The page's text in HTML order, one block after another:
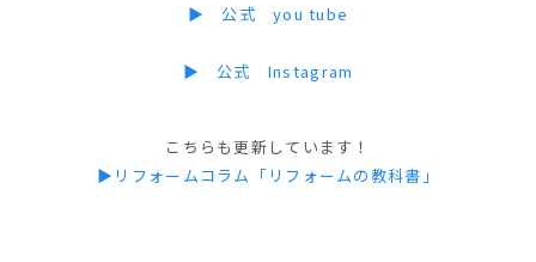
▶ 公式 you tube
▶ 公式 Instagram
こちらも更新しています！
▶リフォームコラム「リフォームの教科書」